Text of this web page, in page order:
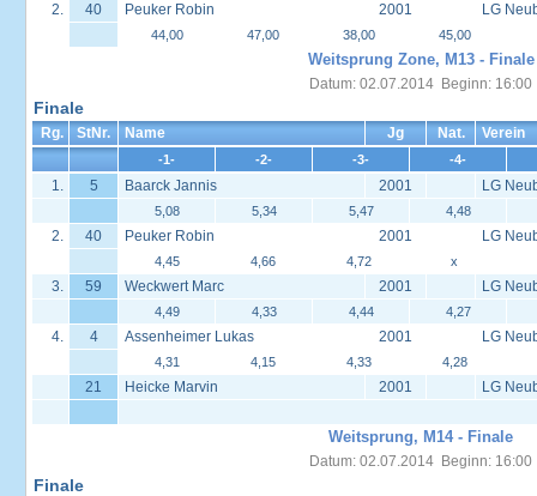
2. 40 Peuker Robin 2001 LG
44,00 47,00 38,00 45,00
Weitsprung Zone, M13 - Finale
Datum: 02.07.2014 Beginn: 16:00
Finale
Rg. StNr. Name Jg Nat. Verein
-1- -2- -3- -4-
1. 5 Baarck Jannis 2001 LG
5,08 5,34 5,47 4,48
2. 40 Peuker Robin 2001 LG
4,45 4,66 4,72 x
3. 59 Weckwert Marc 2001 LG
4,49 4,33 4,44 4,27
4. 4 Assenheimer Lukas 2001 LG
4,31 4,15 4,33 4,28
21 Heicke Marvin 2001 LG
Weitsprung, M14 - Finale
Datum: 02.07.2014 Beginn: 16:00
Finale